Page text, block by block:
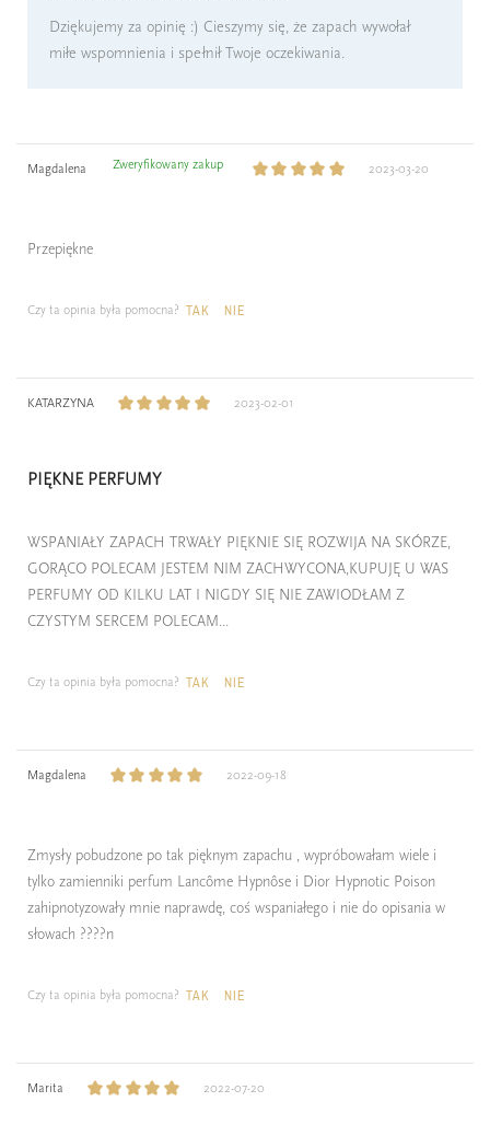
Dziękujemy za opinię :) Cieszymy się, że zapach wywołał
miłe wspomnienia i spełnił Twoje oczekiwania.
Magdalena Zweryfikowany zakup 2023-03-20
Przepiękne
Czy ta opinia była pomocna? TAK NIE
KATARZYNA 2023-02-01
PIĘKNE PERFUMY
WSPANIAŁY ZAPACH TRWAŁY PIĘKNIE SIĘ ROZWIJA NA SKÓRZE,
GORĄCO POLECAM JESTEM NIM ZACHWYCONA,KUPUJĘ U WAS
PERFUMY OD KILKU LAT I NIGDY SIĘ NIE ZAWIODŁAM Z
CZYSTYM SERCEM POLECAM...
Czy ta opinia była pomocna? TAK NIE
Magdalena 2022-09-18
Zmysły pobudzone po tak pięknym zapachu , wypróbowałam wiele i
tylko zamienniki perfum Lancôme Hypnôse i Dior Hypnotic Poison
zahipnotyzowały mnie naprawdę, coś wspaniałego i nie do opisania w
słowach ????n
Czy ta opinia była pomocna? TAK NIE
Marita 2022-07-20